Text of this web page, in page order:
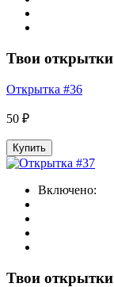
Твои открытки
Открытка #36
50 ₽
Купить
Включено:
Твои открытки